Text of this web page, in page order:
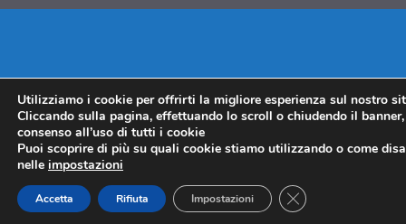
Utilizziamo i cookie per offrirti la migliore esperienza sul nostro
Cliccando sulla pagina, effettuando lo scroll o chiudendo il
consenso all’uso di tutti i cookie
Puoi scoprire di più su quali cookie stiamo utilizzando o come
nelle impostazioni
Accetta Rifiuta Impostazioni CLOSE GDPR